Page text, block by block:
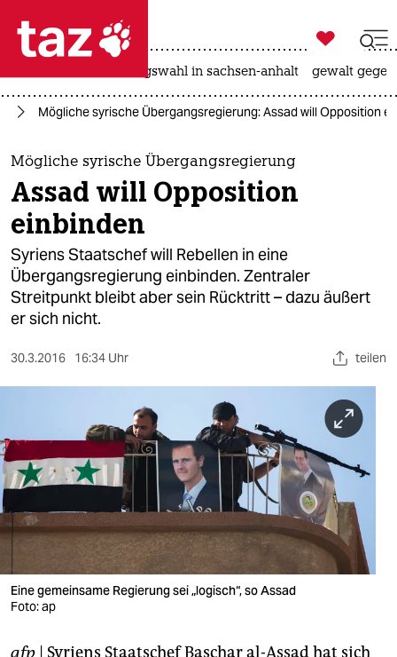
 taz zahl ich
taz zahl ich
themen
politik
öko
gesellschaft
kultur
sport
nord
wahrheit
verlag
veranstaltungen

taz zahl ich
landtagswahl in sachsen-anhalt gewalt
Mögliche syrische Übergangsregierung: Assad will Opposition
Mögliche syrische Übergangsregierung
Assad will Opposition
einbinden
Syriens Staatschef will Rebellen in eine
Übergangsregierung einbinden. Zentraler
Streitpunkt bleibt aber sein Rücktritt – dazu äußert
er sich nicht.
30.3.2016 16:34 Uhr teilen
Eine gemeinsame Regierung sei „logisch“, so Assad
Foto: ap
afp | Syriens Staatschef Baschar al-Assad hat sich